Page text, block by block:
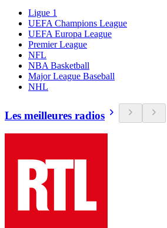
Ligue 1
UEFA Champions League
UEFA Europa League
Premier League
NFL
NBA Basketball
Major League Baseball
NHL
Les meilleures radios